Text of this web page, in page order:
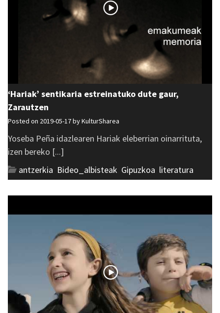
‘Hariak’ sentikaria estreinatuko dute gaur,
Zarautzen
Posted on 2019-05-17 byKulturSharea
Yoseba Peña idazlearen Hariak eleberrian oinarrituta,
izen bereko [...]
antzerkia Bideo_albisteak Gipuzkoa literatura